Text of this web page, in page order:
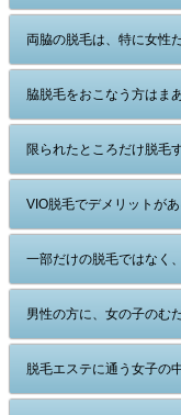
両脇の脱毛は、特に女性
脇脱毛をおこなう方はま
限られたところだけ脱毛
VIO脱毛でデメリットが
一部だけの脱毛ではなく
男性の方に、女の子のむ
脱毛エステに通う女子の